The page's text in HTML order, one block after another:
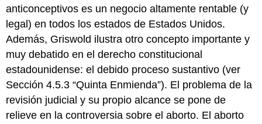
anticonceptivos es un negocio altamente rentable (y
legal) en todos los estados de Estados Unidos.
Además, Griswold ilustra otro concepto importante y
muy debatido en el derecho constitucional
estadounidense: el debido proceso sustantivo (ver
Sección 4.5.3 “Quinta Enmienda”). El problema de la
revisión judicial y su propio alcance se pone de
relieve en la controversia sobre el aborto. El aborto